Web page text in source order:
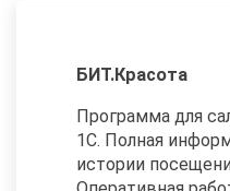
БИТ.Красота
Программа для
1С. Полная
истории